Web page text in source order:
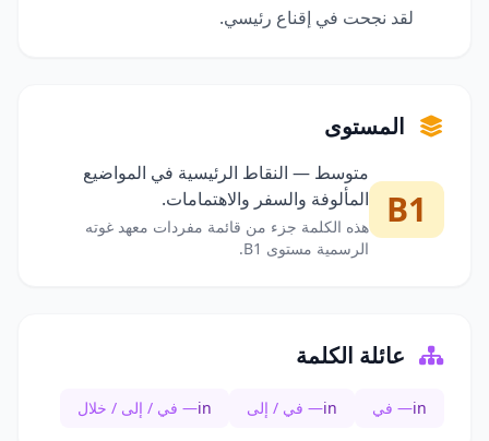
لقد نجحت في إقناع رئيسي.
المستوى
B1
متوسط — النقاط الرئيسية في المواضيع
المألوفة والسفر والاهتمامات.
هذه الكلمة جزء من قائمة مفردات معهد غوته
الرسمية مستوى B1.
عائلة الكلمة
in— في in— في / إلى in— في / إلى / خلال